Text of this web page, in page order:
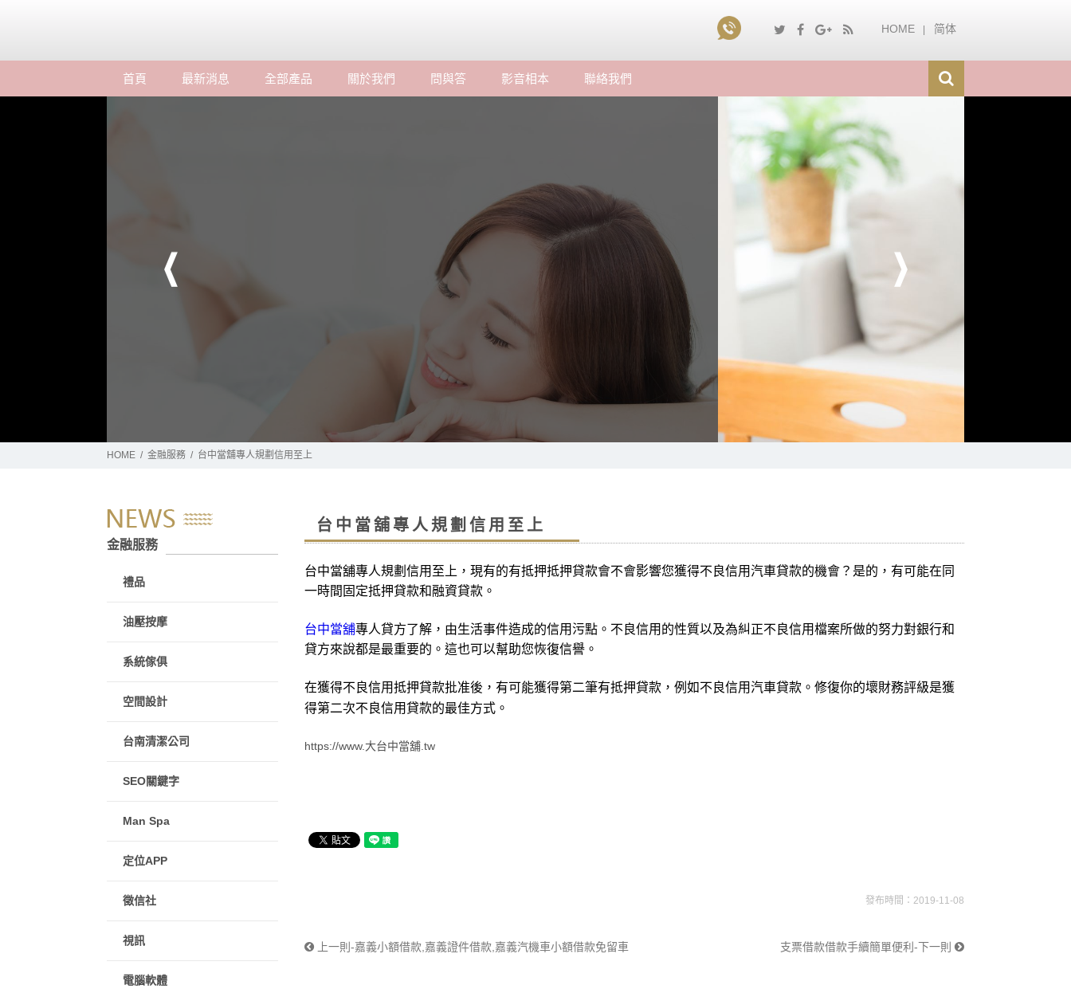
HOME 简体
首頁 最新消息 全部產品 關於我們 問與答 影音相本 聯絡我們
HOME 金融服務 台中當舖專人規劃信用至上
台中當舖專人規劃信用至上
台中當舖專人規劃信用至上，現有的有抵押抵押貸款會不會影響您獲得不良信用汽車貸款的機會？是的，有可能在同
一時間固定抵押貸款和融資貸款。
台中當舖專人貸方了解，由生活事件造成的信用污點。不良信用的性質以及為糾正不良信用檔案所做的努力對銀行和
貸方來說都是最重要的。這也可以幫助您恢復信譽。
在獲得不良信用抵押貸款批准後，有可能獲得第二筆有抵押貸款，例如不良信用汽車貸款。修復你的壞財務評級是獲
得第二次不良信用貸款的最佳方式。
https://www.大台中當舖.tw
發布時間：2019-11-08
上一則-嘉義小額借款,嘉義證件借款,嘉義汽機車小額借款免留車 支票借款借款手續簡單便利-下一則
金融服務
禮品
油壓按摩
系統傢俱
空間設計
台南清潔公司
SEO關鍵字
Man Spa
定位APP
徵信社
視訊
電腦軟體